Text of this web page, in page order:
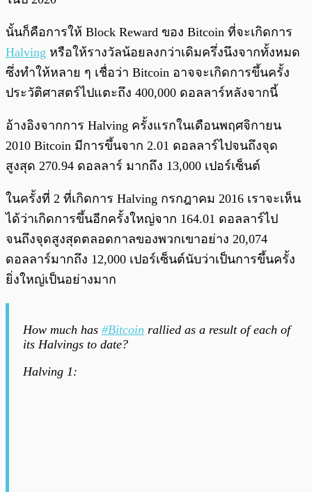
นั้นก็คือการให้ Block Reward ของ Bitcoin ที่จะเกิดการ
Halving หรือให้รางวัลน้อยลงกว่าเดิมครึ่งนึงจากทั้งหมด
ซึ่งทำให้หลาย ๆ เชื่อว่า Bitcoin อาจจะเกิดการขึ้นครั้ง
ประวัติศาสตร์ไปแตะถึง 400,000 ดอลลาร์หลังจากนี้
อ้างอิงจากการ Halving ครั้งแรกในเดือนพฤศจิกายน
2010 Bitcoin มีการขึ้นจาก 2.01 ดอลลาร์ไปจนถึงจุด
สูงสุด 270.94 ดอลลาร์ มากถึง 13,000 เปอร์เซ็นต์
ในครั้งที่ 2 ที่เกิดการ Halving กรกฎาคม 2016 เราจะเห็น
ได้ว่าเกิดการขึ้นอีกครั้งใหญ่จาก 164.01 ดอลลาร์ไป
จนถึงจุดสูงสุดตลอดกาลของพวกเขาอย่าง 20,074
ดอลลาร์มากถึง 12,000 เปอร์เซ็นต์นับว่าเป็นการขึ้นครั้ง
ยิ่งใหญ่เป็นอย่างมาก
How much has #Bitcoin rallied as a result of each of
its Halvings to date?
Halving 1: